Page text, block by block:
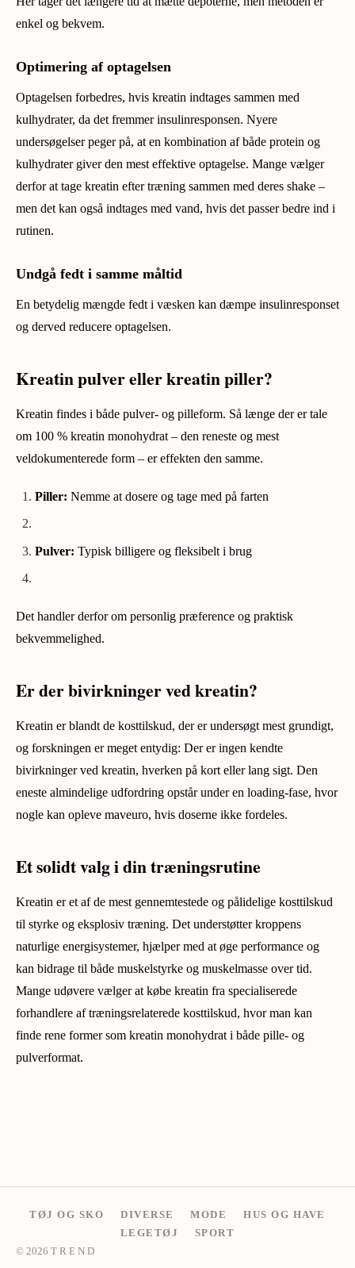
enkel og bekvem.
Optimering af optagelsen
Optagelsen forbedres, hvis kreatin indtages sammen med
kulhydrater, da det fremmer insulinresponsen. Nyere
undersøgelser peger på, at en kombination af både protein og
kulhydrater giver den mest effektive optagelse. Mange vælger
derfor at tage kreatin efter træning sammen med deres shake –
men det kan også indtages med vand, hvis det passer bedre ind i
rutinen.
Undgå fedt i samme måltid
En betydelig mængde fedt i væsken kan dæmpe insulinresponset
og derved reducere optagelsen.
Kreatin pulver eller kreatin piller?
Kreatin findes i både pulver- og pilleform. Så længe der er tale
om 100 % kreatin monohydrat – den reneste og mest
veldokumenterede form – er effekten den samme.
Piller: Nemme at dosere og tage med på farten
Pulver: Typisk billigere og fleksibelt i brug
Det handler derfor om personlig præference og praktisk
bekvemmelighed.
Er der bivirkninger ved kreatin?
Kreatin er blandt de kosttilskud, der er undersøgt mest grundigt,
og forskningen er meget entydig: Der er ingen kendte
bivirkninger ved kreatin, hverken på kort eller lang sigt. Den
eneste almindelige udfordring opstår under en loading-fase, hvor
nogle kan opleve maveuro, hvis doserne ikke fordeles.
Et solidt valg i din træningsrutine
Kreatin er et af de mest gennemtestede og pålidelige kosttilskud
til styrke og eksplosiv træning. Det understøtter kroppens
naturlige energisystemer, hjælper med at øge performance og
kan bidrage til både muskelstyrke og muskelmasse over tid.
Mange udøvere vælger at købe kreatin fra specialiserede
forhandlere af træningsrelaterede kosttilskud, hvor man kan
finde rene former som kreatin monohydrat i både pille- og
pulverformat.
TØJ OG SKO DIVERSE MODE
HUS OG HAVE
LEGETØJ
SPORT
© 2026 T R E N D